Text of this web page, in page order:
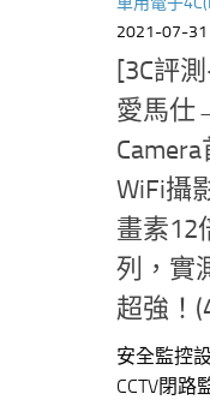
2021-07-31
[3C評
愛馬仕
WiFi攝
畫素12
列，實
超強！
安全監控
CCTV閉